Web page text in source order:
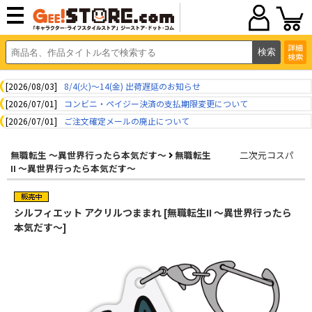
詳細
検索
[2026/08/03]
8/4(火)～14(金) 出荷遅延のお知らせ
[2026/07/01]
コンビニ・ペイジー決済の支払期限変更について
[2026/07/01]
ご注文確定メールの廃止について
無職転生 ～異世界行ったら本気だす～
無職転生
II ～異世界行ったら本気だす～
二次元コスパ
シルフィエット アクリルつままれ [無職転生II ～異世界行ったら
本気だす～]